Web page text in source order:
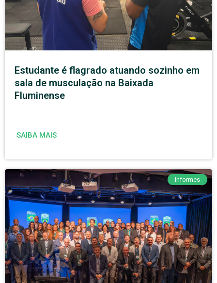
Estudante é flagrado atuando sozinho em
sala de musculação na Baixada
Fluminense
SAIBA MAIS
Informes